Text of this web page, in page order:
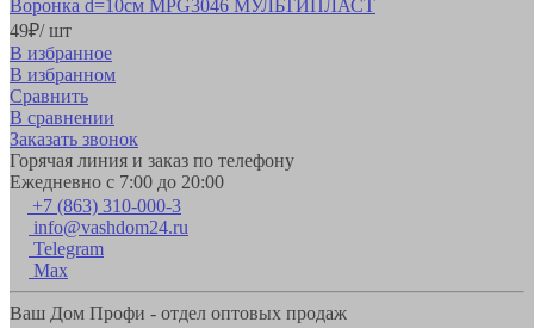
Воронка d=10см MPG3046 МУЛЬТИПЛАСТ
49₽/ шт
В избранное
В избранном
Сравнить
В сравнении
Заказать звонок
Горячая линия и заказ по телефону
Ежедневно с 7:00 до 20:00
+7 (863) 310-000-3
info@vashdom24.ru
Telegram
Max
Ваш Дом Профи - отдел оптовых продаж